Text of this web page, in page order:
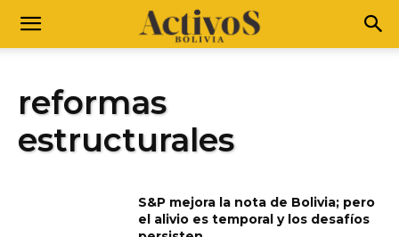
reformas
estructurales
S&P mejora la nota de Bolivia; pero
el alivio es temporal y los desafíos